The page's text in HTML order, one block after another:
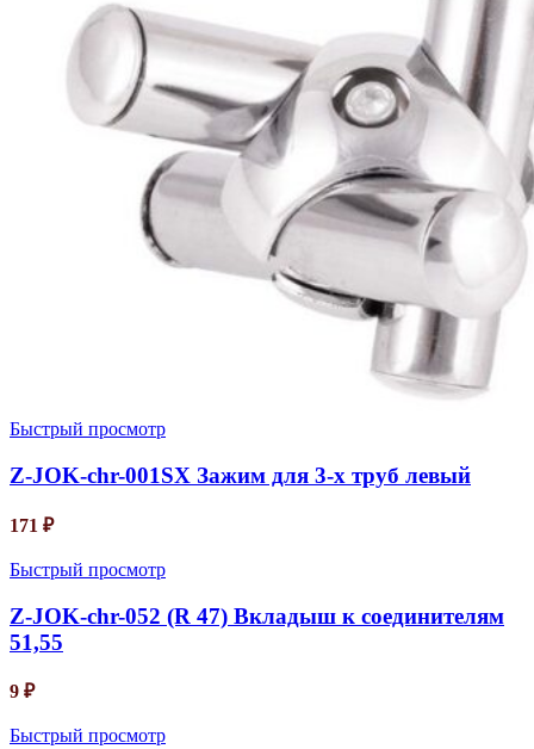
Быстрый просмотр
Z-JOK-chr-001SX Зажим для 3-х труб левый
171 ₽
Быстрый просмотр
Z-JOK-chr-052 (R 47) Вкладыш к соединителям
51,55
9 ₽
Быстрый просмотр